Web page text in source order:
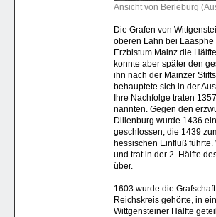
Ansicht von Berleburg
Die Grafen von
oberen Lahn bei
Erzbistum Mainz die
konnte aber später den
ihn nach der Mainzer
behauptete sich in der
Ihre Nachfolge traten
nannten. Gegen den
Dillenburg wurde 1436
geschlossen, die 1439
hessischen Einfluß
und trat in der 2. Hälfte
über.
1603 wurde die
Reichskreis gehörte, in
Wittgensteiner Hälfte